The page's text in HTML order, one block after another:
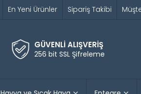
En Yeni Ürünler Sipariş Takibi
GÜVENLİ ALIŞVERİŞ
256 bit SSL Şifreleme